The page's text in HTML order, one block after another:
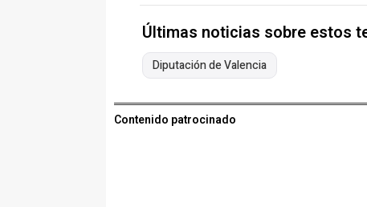
Últimas noticias sobre estos
Diputación de Valencia
Contenido patrocinado